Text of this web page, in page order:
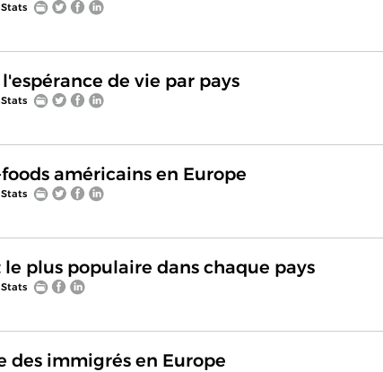
de vie par pays
foods américains en Europe
le plus populaire dans chaque pays
des immigrés en Europe